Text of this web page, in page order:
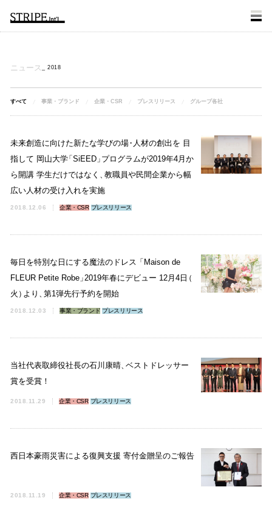
ニュース 2018
すべて 事業・ブランド 企業・CSR プレスリリース グループ各社
未来創造に向けた新たな学びの場・人材の創出を 目
指して 岡山大学「 SiEED」プログラムが2019年4月か
ら開講 学生だけではなく 、教職員や民間企業から幅
広い人材の受け入れを実施
2018.12.06 企業・CSR プレスリリース
毎日を特別な日にする魔法のドレス「 Maison de
FLEUR Petite Robe 」2019年春にデビュー 12月4日（
火 ）より 、第1弾先行予約を開始
2018.12.03 事業・ブランド プレスリリース
当社代表取締役社長の石川康晴、ベストドレッサー
賞を受賞！
2018.11.29 企業・CSR プレスリリース
西日本豪雨災害による復興支援 寄付金贈呈のご報告
2018.11.19 企業・CSR プレスリリース